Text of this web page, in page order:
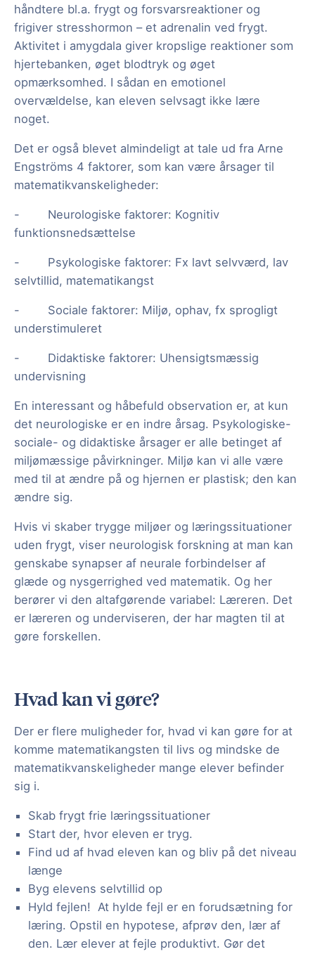
håndtere bl.a. frygt og forsvarsreaktioner og
frigiver stresshormon – et adrenalin ved frygt.
Aktivitet i amygdala giver kropslige reaktioner som
hjertebanken, øget blodtryk og øget
opmærksomhed. I sådan en emotionel
overvældelse, kan eleven selvsagt ikke lære
noget.
Det er også blevet almindeligt at tale ud fra Arne
Engströms 4 faktorer, som kan være årsager til
matematikvanskeligheder:
- Neurologiske faktorer: Kognitiv
funktionsnedsættelse
- Psykologiske faktorer: Fx lavt selvværd, lav
selvtillid, matematikangst
- Sociale faktorer: Miljø, ophav, fx sprogligt
understimuleret
- Didaktiske faktorer: Uhensigtsmæssig
undervisning
En interessant og håbefuld observation er, at kun
det neurologiske er en indre årsag. Psykologiske-
sociale- og didaktiske årsager er alle betinget af
miljømæssige påvirkninger. Miljø kan vi alle være
med til at ændre på og hjernen er plastisk; den kan
ændre sig.
Hvis vi skaber trygge miljøer og læringssituationer
uden frygt, viser neurologisk forskning at man kan
genskabe synapser af neurale forbindelser af
glæde og nysgerrighed ved matematik. Og her
berører vi den altafgørende variabel: Læreren. Det
er læreren og underviseren, der har magten til at
gøre forskellen.
Hvad kan vi gøre?
Der er flere muligheder for, hvad vi kan gøre for at
komme matematikangsten til livs og mindske de
matematikvanskeligheder mange elever befinder
sig i.
Skab frygt frie læringssituationer
Start der, hvor eleven er tryg.
Find ud af hvad eleven kan og bliv på det niveau
længe
Byg elevens selvtillid op
Hyld fejlen! At hylde fejl er en forudsætning for
læring. Opstil en hypotese, afprøv den, lær af
den. Lær elever at fejle produktivt. Gør det